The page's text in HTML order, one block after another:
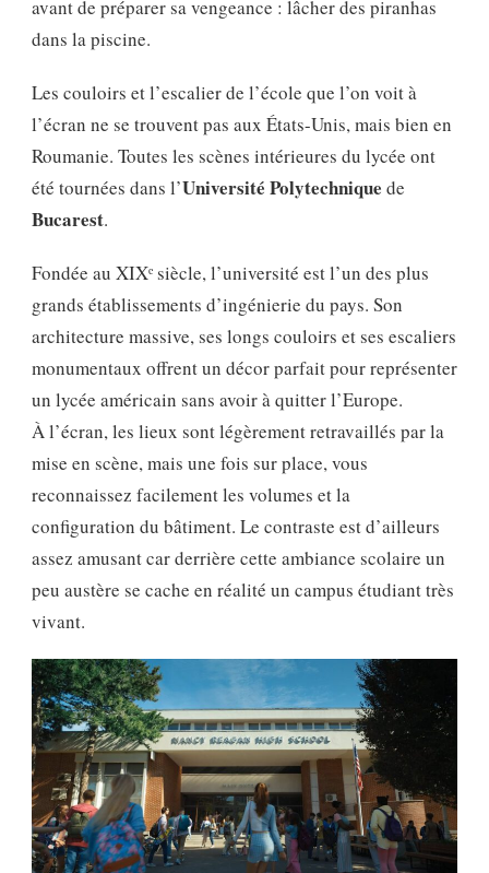
avant de préparer sa vengeance : lâcher des piranhas
dans la piscine.
Les couloirs et l’escalier de l’école que l’on voit à
l’écran ne se trouvent pas aux États-Unis, mais bien en
Roumanie. Toutes les scènes intérieures du lycée ont
été tournées dans l’Université Polytechnique de
Bucarest.
Fondée au XIXᵉ siècle, l’université est l’un des plus
grands établissements d’ingénierie du pays. Son
architecture massive, ses longs couloirs et ses escaliers
monumentaux offrent un décor parfait pour représenter
un lycée américain sans avoir à quitter l’Europe.
À l’écran, les lieux sont légèrement retravaillés par la
mise en scène, mais une fois sur place, vous
reconnaissez facilement les volumes et la
configuration du bâtiment. Le contraste est d’ailleurs
assez amusant car derrière cette ambiance scolaire un
peu austère se cache en réalité un campus étudiant très
vivant.